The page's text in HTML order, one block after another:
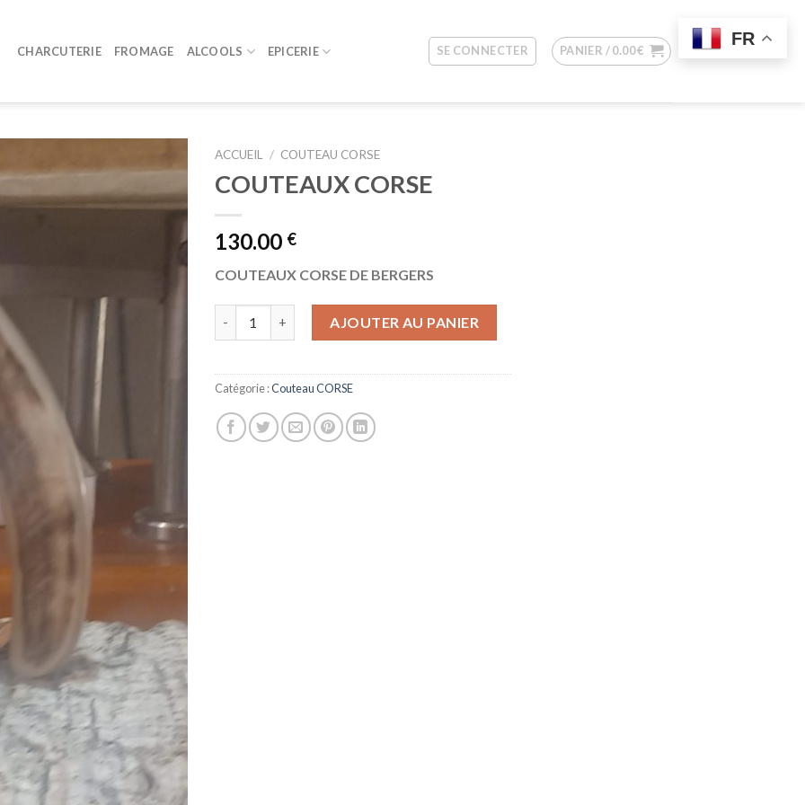
CHARCUTERIE FROMAGE ALCOOLS EPICERIE SE CONNECTER PANIER /0.00€
ACCUEIL / COUTEAU CORSE
COUTEAUX CORSE
130.00 €
COUTEAUX CORSE DE BERGERS
AJOUTER AU PANIER
Catégorie :Couteau CORSE
FR